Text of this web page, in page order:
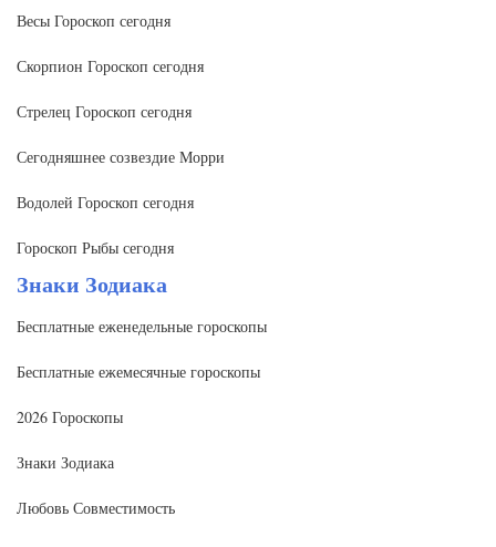
Весы Гороскоп сегодня
Скорпион Гороскоп сегодня
Стрелец Гороскоп сегодня
Сегодняшнее созвездие Морри
Водолей Гороскоп сегодня
Гороскоп Рыбы сегодня
Знаки Зодиака
Бесплатные еженедельные гороскопы
Бесплатные ежемесячные гороскопы
2026 Гороскопы
Знаки Зодиака
Любовь Совместимость